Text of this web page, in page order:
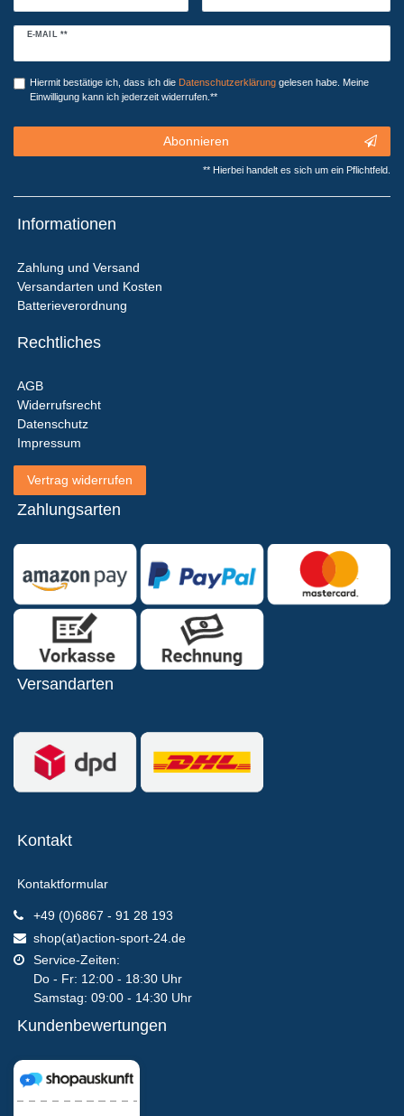
E-MAIL **
Newsletter
Hiermit bestätige ich, dass ich die Daten­schutz­erklärunggelesen habe. Meine
Einwilligung kann ich jederzeit widerrufen.**
Abonnieren
** Hierbei handelt es sich um ein Pflichtfeld.
Informationen
Zahlung und Versand
Versandarten und Kosten
Batterieverordnung
Rechtliches
AGB
Widerrufsrecht
Datenschutz
Impressum
Vertrag widerrufen
Zahlungsarten
Versandarten
Kontakt
Kontaktformular
+49 (0)6867 - 91 28 193
shop(at)action-sport-24.de
Service-Zeiten:
Do - Fr: 12:00 - 18:30 Uhr
Samstag: 09:00 - 14:30 Uhr
Kundenbewertungen